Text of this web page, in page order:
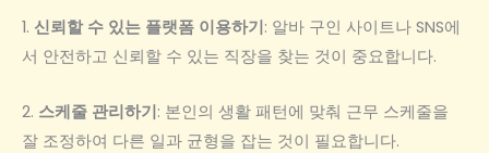
1. 신뢰할 수 있는 플랫폼 이용하기 : 알바 구인 사이트나 SNS에
서 안전하고 신뢰할 수 있는 직장을 찾는 것이 중요합니다.
2. 스케줄 관리하기: 본인의 생활 패턴에 맞춰 근무 스케줄을
잘 조정하여 다른 일과 균형을 잡는 것이 필요합니다.